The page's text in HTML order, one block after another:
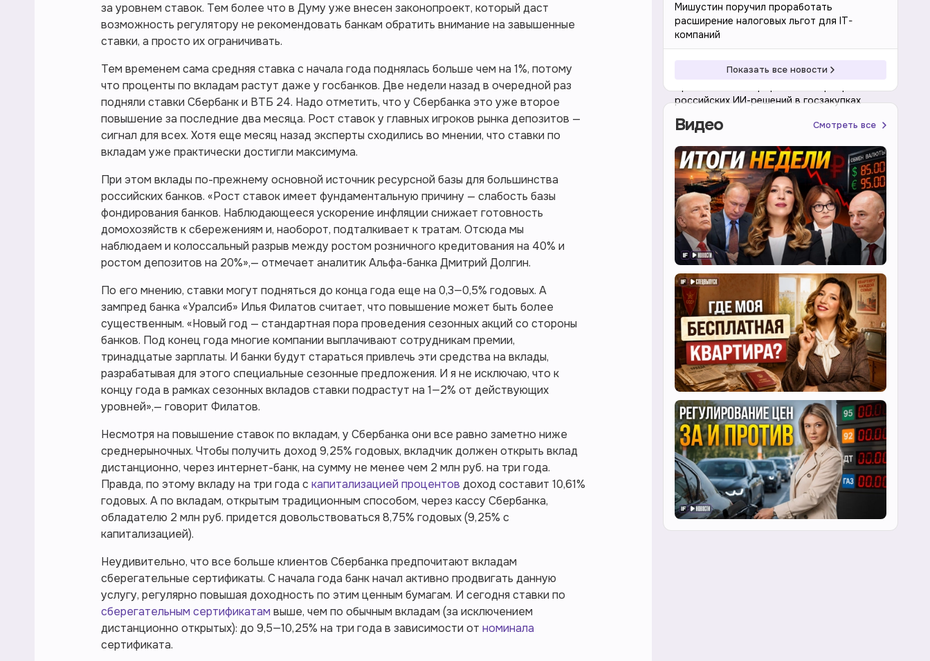
за уровнем ставок. Тем более что в Думу уже внесен законопроект, который даст
возможность регулятору не рекомендовать банкам обратить внимание на завышенные
ставки, а просто их ограничивать.
Тем временем сама средняя ставка с начала года поднялась больше чем на 1%, потому
что проценты по вкладам растут даже у госбанков. Две недели назад в очередной раз
подняли ставки Сбербанк и ВТБ 24. Надо отметить, что у Сбербанка это уже второе
повышение за последние два месяца. Рост ставок у главных игроков рынка депозитов —
сигнал для всех. Хотя еще месяц назад эксперты сходились во мнении, что ставки по
вкладам уже практически достигли максимума.
При этом вклады по-прежнему основной источник ресурсной базы для большинства
российских банков. «Рост ставок имеет фундаментальную причину — слабость базы
фондирования банков. Наблюдающееся ускорение инфляции снижает готовность
домохозяйств к сбережениям и, наоборот, подталкивает к тратам. Отсюда мы
наблюдаем и колоссальный разрыв между ростом розничного кредитования на 40% и
ростом депозитов на 20%»,— отмечает аналитик Альфа-банка Дмитрий Долгин.
По его мнению, ставки могут подняться до конца года еще на 0,3—0,5% годовых. А
зампред банка «Уралсиб» Илья Филатов считает, что повышение может быть более
существенным. «Новый год — стандартная пора проведения сезонных акций со стороны
банков. Под конец года многие компании выплачивают сотрудникам премии,
тринадцатые зарплаты. И банки будут стараться привлечь эти средства на вклады,
разрабатывая для этого специальные сезонные предложения. И я не исключаю, что к
концу года в рамках сезонных вкладов ставки подрастут на 1—2% от действующих
уровней»,— говорит Филатов.
Несмотря на повышение ставок по вкладам, у Сбербанка они все равно заметно ниже
среднерыночных. Чтобы получить доход 9,25% годовых, вкладчик должен открыть вклад
дистанционно, через интернет-банк, на сумму не менее чем 2 млн руб. на три года.
Правда, по этому вкладу на три года с капитализацией процентов доход составит 10,61%
годовых. А по вкладам, открытым традиционным способом, через кассу Сбербанка,
обладателю 2 млн руб. придется довольствоваться 8,75% годовых (9,25% с
капитализацией).
Неудивительно, что все больше клиентов Сбербанка предпочитают вкладам
сберегательные сертификаты. С начала года банк начал активно продвигать данную
услугу, регулярно повышая доходность по этим ценным бумагам. И сегодня ставки по
сберегательным сертификатам выше, чем по обычным вкладам (за исключением
дистанционно открытых): до 9,5—10,25% на три года в зависимости от номинала
сертификата.
Мишустин поручил проработать
расширение налоговых льгот для IT-
компаний
10:02 08.08.2026
российских ИИ-решений в госзакупках
Показать все новости
Видео Смотреть все